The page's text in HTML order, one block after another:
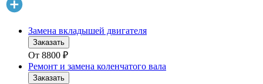
Замена вкладышей двигателя
Заказать
От 8800 ₽
Ремонт и замена коленчатого вала
Заказать